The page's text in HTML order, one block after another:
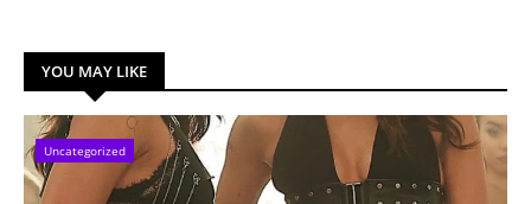
YOU MAY LIKE
Uncategorized